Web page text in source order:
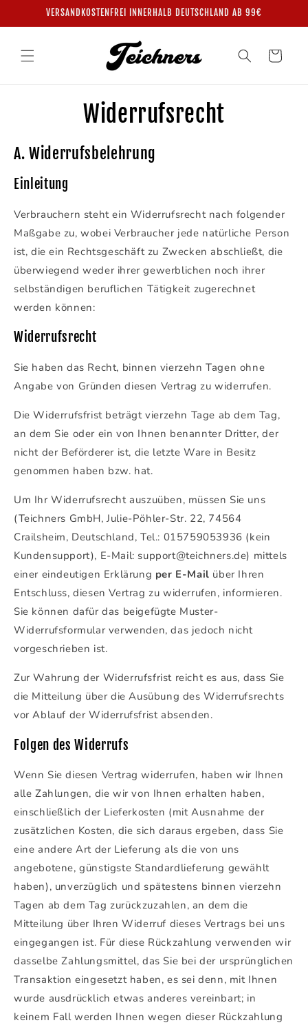
Inhalt
VERSANDKOSTENFREI INNERHALB DEUTSCHLAND AB 99€
Warenkorb
Widerrufsrecht
A. Widerrufsbelehrung
Einleitung
Verbrauchern steht ein Widerrufsrecht nach folgender
Maßgabe zu, wobei Verbraucher jede natürliche Person
ist, die ein Rechtsgeschäft zu Zwecken abschließt, die
überwiegend weder ihrer gewerblichen noch ihrer
selbständigen beruflichen Tätigkeit zugerechnet
werden können:
Widerrufsrecht
Sie haben das Recht, binnen vierzehn Tagen ohne
Angabe von Gründen diesen Vertrag zu widerrufen.
Die Widerrufsfrist beträgt vierzehn Tage ab dem Tag,
an dem Sie oder ein von Ihnen benannter Dritter, der
nicht der Beförderer ist, die letzte Ware in Besitz
genommen haben bzw. hat.
Um Ihr Widerrufsrecht auszuüben, müssen Sie uns
(Teichners GmbH, Julie-Pöhler-Str. 22, 74564
Crailsheim, Deutschland, Tel.: 015759053936 (kein
Kundensupport), E-Mail: support@teichners.de) mittels
einer eindeutigen Erklärung per E-Mail über Ihren
Entschluss, diesen Vertrag zu widerrufen, informieren.
Sie können dafür das beigefügte Muster-
Widerrufsformular verwenden, das jedoch nicht
vorgeschrieben ist.
Zur Wahrung der Widerrufsfrist reicht es aus, dass Sie
die Mitteilung über die Ausübung des Widerrufsrechts
vor Ablauf der Widerrufsfrist absenden.
Folgen des Widerrufs
Wenn Sie diesen Vertrag widerrufen, haben wir Ihnen
alle Zahlungen, die wir von Ihnen erhalten haben,
einschließlich der Lieferkosten (mit Ausnahme der
zusätzlichen Kosten, die sich daraus ergeben, dass Sie
eine andere Art der Lieferung als die von uns
angebotene, günstigste Standardlieferung gewählt
haben), unverzüglich und spätestens binnen vierzehn
Tagen ab dem Tag zurückzuzahlen, an dem die
Mitteilung über Ihren Widerruf dieses Vertrags bei uns
eingegangen ist. Für diese Rückzahlung verwenden wir
dasselbe Zahlungsmittel, das Sie bei der ursprünglichen
Transaktion eingesetzt haben, es sei denn, mit Ihnen
wurde ausdrücklich etwas anderes vereinbart; in
keinem Fall werden Ihnen wegen dieser Rückzahlung